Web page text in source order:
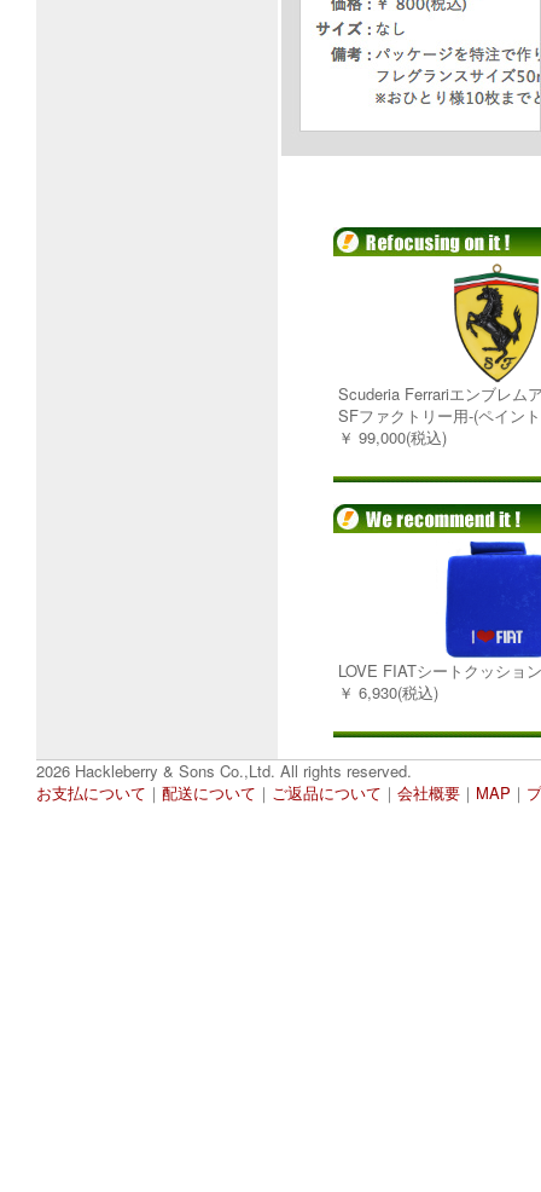
Scuderia Ferrariエンブレム
SFファクトリー用-(ペイン
￥ 99,000(税込)
LOVE FIATシートクッショ
￥ 6,930(税込)
2026 Hackleberry & Sons Co.,Ltd. All rights reserved.
お支払について ｜ 配送について ｜ ご返品について ｜ 会社概要 ｜ MAP ｜